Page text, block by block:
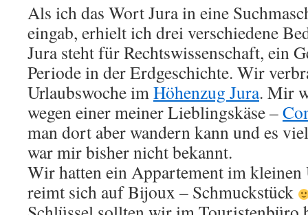
Als ich das Wort Jura in eine
eingab, erhielt ich drei verschiedene
Jura steht für Rechtswissenschaft, ein
Periode in der Erdgeschichte. Wir
Urlaubswoche imHöhenzug Jura. Mir
wegen einer meiner Lieblingskäse –
man dort aber wandern kann und es
war mir bisher nicht bekannt.
Wir hatten ein Appartement im
reimt sich auf Bijoux – Schmuckstück